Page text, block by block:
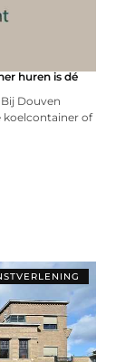
huren is dé
Douven
koelcontainer of